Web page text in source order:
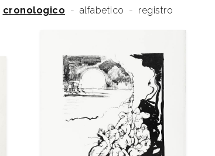
cronologico - alfabetico - registro